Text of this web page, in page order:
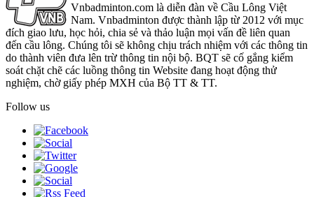
Vnbadminton.com là diễn đàn về Cầu Lông Việt
Nam. Vnbadminton được thành lập từ 2012 với mục
đích giao lưu, học hỏi, chia sẻ và thảo luận mọi vấn đề liên quan
đến cầu lông. Chúng tôi sẽ không chịu trách nhiệm với các thông tin
do thành viên đưa lên trừ thông tin nội bộ. BQT sẽ cố gắng kiểm
soát chặt chẽ các luồng thông tin Website đang hoạt động thử
nghiệm, chờ giấy phép MXH của Bộ TT & TT.
Follow us